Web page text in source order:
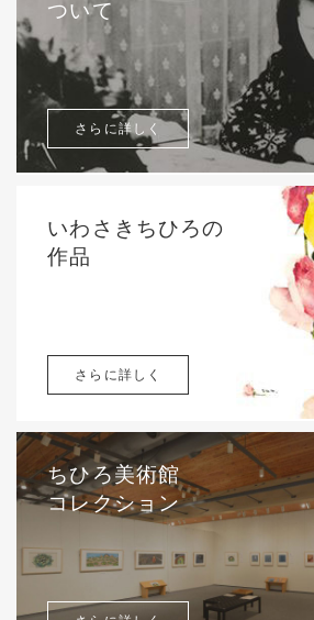
ついて
さらに詳しく
いわさきちひろの
作品
さらに詳しく
ちひろ美術館
コレクション